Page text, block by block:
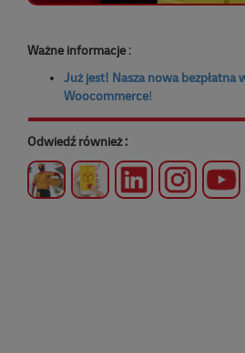
Ważne informacje :
Już jest! Nasza nowa bezpłatna
Woocommerce!
Odwiedź również :